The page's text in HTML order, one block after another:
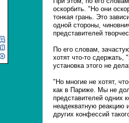
оскорбить. "Но они
тонкая грань. Это
одной стороны,
представителей
По его словам,
хотят что-то сдержать,
установка этого не
"Но многие не хотят,
как в Париже. Мы не
представителей одних
неадекватную реакцию
других конфессий